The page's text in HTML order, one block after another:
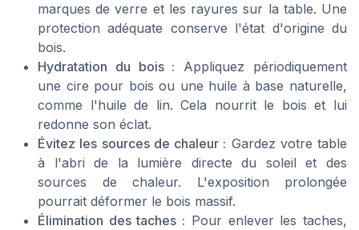
marques de verre et les rayures sur la table. Une
protection adéquate conserve l'état d'origine du
bois.
Hydratation du bois : Appliquez périodiquement
une cire pour bois ou une huile à base naturelle,
comme l'huile de lin. Cela nourrit le bois et lui
redonne son éclat.
Évitez les sources de chaleur : Gardez votre table
à l'abri de la lumière directe du soleil et des
sources de chaleur. L'exposition prolongée
pourrait déformer le bois massif.
Élimination des taches : Pour enlever les taches,